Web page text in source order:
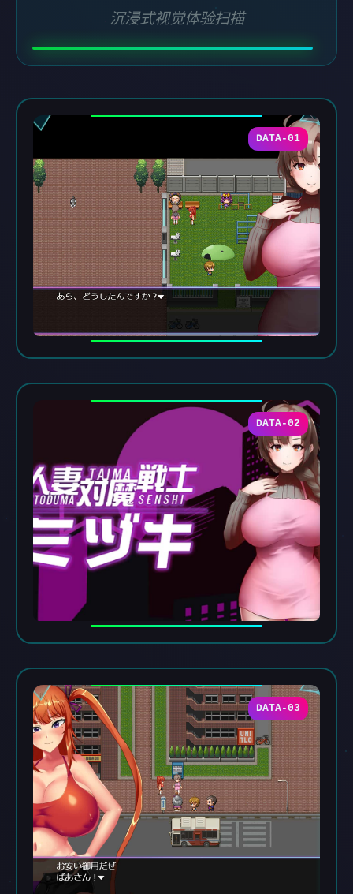
沉浸式视觉体验扫描
DATA-01
DATA-02
DATA-03